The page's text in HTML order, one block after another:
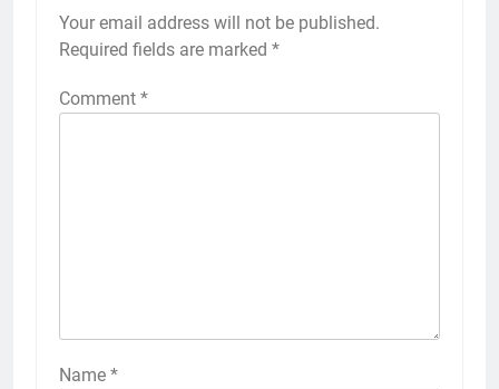
Your email address will not be published.
Required fields are marked *
Comment *
Name *